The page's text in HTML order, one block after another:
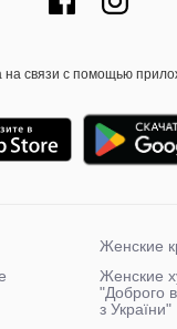
на связи с помощью
Женские
Женские
"Доброго
з України"